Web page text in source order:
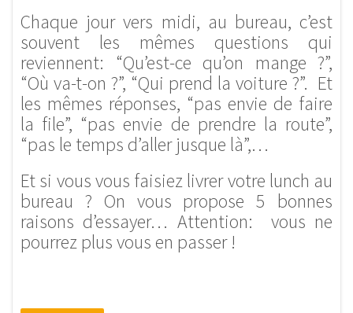
Chaque jour vers midi, au bureau, c’est
souvent les mêmes questions qui
reviennent: “Qu’est-ce qu’on mange ?”,
“Où va-t-on ?”, “Qui prend la voiture ?”. Et
les mêmes réponses, “pas envie de faire
la file”, “pas envie de prendre la route”,
“pas le temps d’aller jusque là”,…
Et si vous vous faisiez livrer votre lunch au
bureau ? On vous propose 5 bonnes
raisons d’essayer… Attention: vous ne
pourrez plus vous en passer !